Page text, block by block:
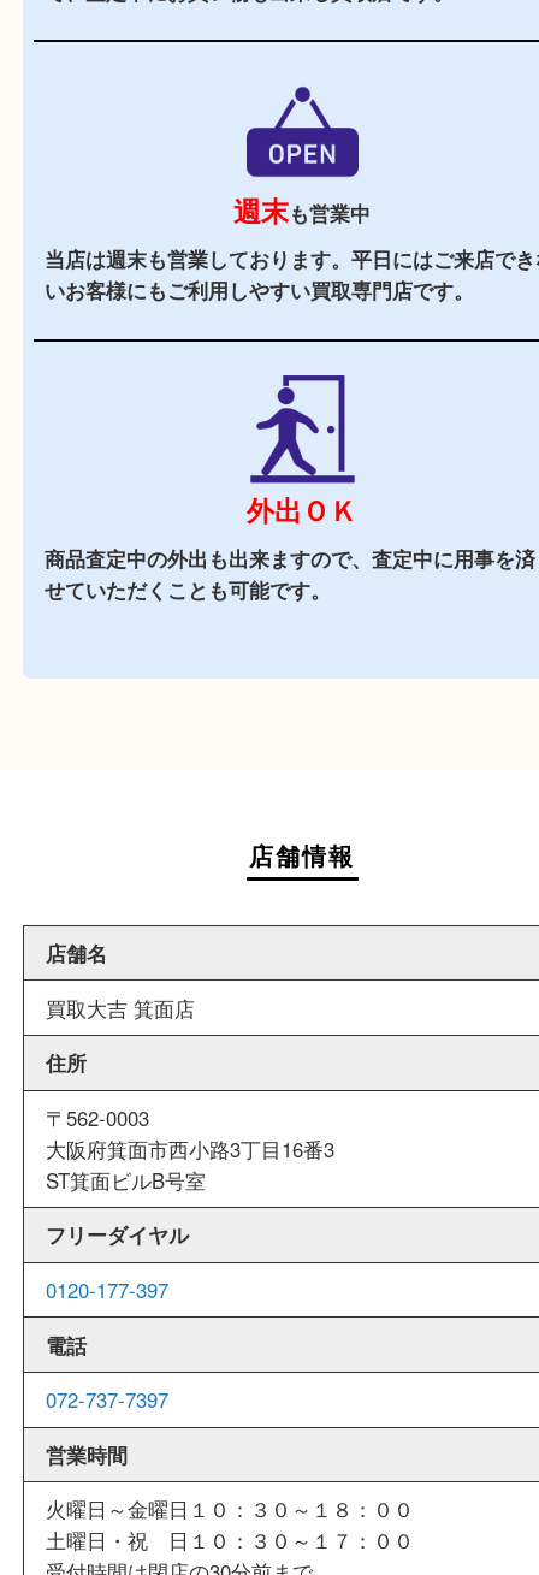
駐車場あり
店舗裏に提携駐車場がございます。ご成約のお客
駐車券をお渡しします。（金券は5,000円以上）
近隣でお買い物
周辺には市役所を始め飲食店やスーパーがござい
週末も営業中
いお客様にもご利用しやすい買取専門店です。
商品査定中の外出も出来ますので、査定中に用事
せていただくことも可能です。
店舗情報